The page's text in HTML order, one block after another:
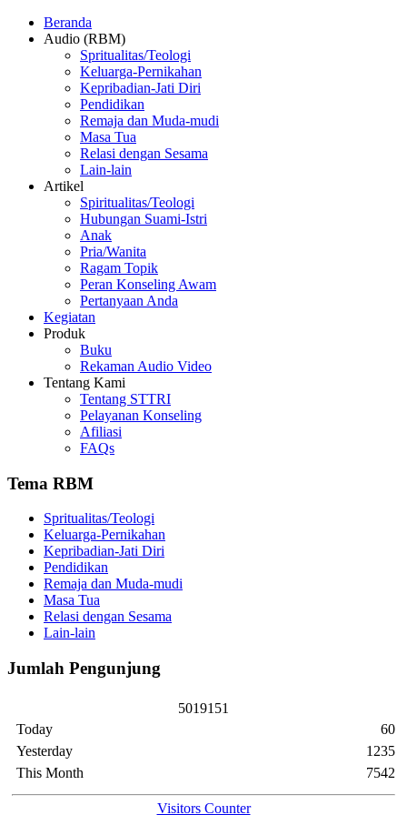
Beranda
Audio (RBM)
Spritualitas/Teologi
Keluarga-Pernikahan
Kepribadian-Jati Diri
Pendidikan
Remaja dan Muda-mudi
Masa Tua
Relasi dengan Sesama
Lain-lain
Artikel
Spiritualitas/Teologi
Hubungan Suami-Istri
Anak
Pria/Wanita
Ragam Topik
Peran Konseling Awam
Pertanyaan Anda
Kegiatan
Produk
Buku
Rekaman Audio Video
Tentang Kami
Tentang STTRI
Pelayanan Konseling
Afiliasi
FAQs
Tema RBM
Spritualitas/Teologi
Keluarga-Pernikahan
Kepribadian-Jati Diri
Pendidikan
Remaja dan Muda-mudi
Masa Tua
Relasi dengan Sesama
Lain-lain
Jumlah Pengunjung
50191 51
Today
Yesterday
This Month
60
1235
7542
Visitors Counter